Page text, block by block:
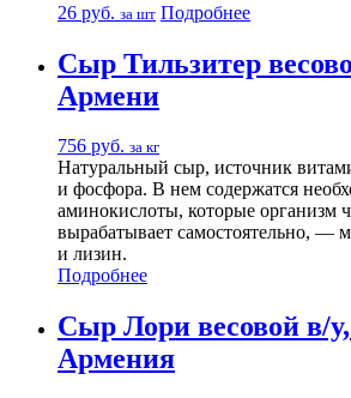
26 руб. за шт Подробнее
Сыр Тильзитер
Армени
756 руб. за кг
Натуральный сыр, источник
и фосфора. В нем содержатся
аминокислоты, которые организм
вырабатывает самостоятельно, —
и лизин.
Подробнее
Сыр Лори весовой в/
Армения